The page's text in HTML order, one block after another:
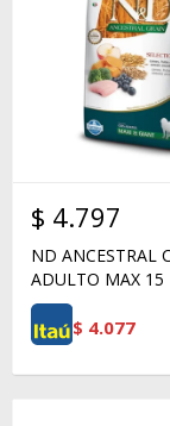
$ 4.797
ND ANCESTRAL
ADULTO MAX 15
$ 4.077